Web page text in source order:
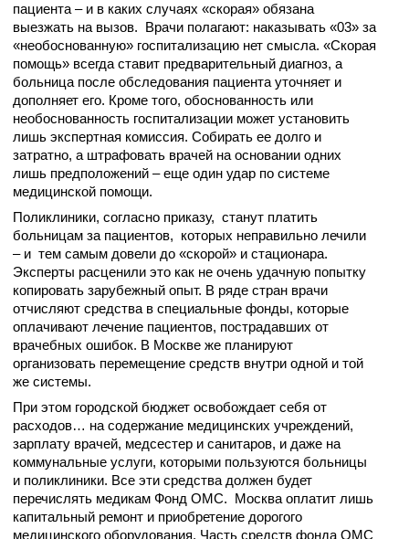
пациента – и в каких случаях «скорая» обязана
выезжать на вызов. Врачи полагают: наказывать «03» за
«необоснованную» госпитализацию нет смысла. «Скорая
помощь» всегда ставит предварительный диагноз, а
больница после обследования пациента уточняет и
дополняет его. Кроме того, обоснованность или
необоснованность госпитализации может установить
лишь экспертная комиссия. Собирать ее долго и
затратно, а штрафовать врачей на основании одних
лишь предположений – еще один удар по системе
медицинской помощи.
Поликлиники, согласно приказу, станут платить
больницам за пациентов, которых неправильно лечили
– и тем самым довели до «скорой» и стационара.
Эксперты расценили это как не очень удачную попытку
копировать зарубежный опыт. В ряде стран врачи
отчисляют средства в специальные фонды, которые
оплачивают лечение пациентов, пострадавших от
врачебных ошибок. В Москве же планируют
организовать перемещение средств внутри одной и той
же системы.
При этом городской бюджет освобождает себя от
расходов… на содержание медицинских учреждений,
зарплату врачей, медсестер и санитаров, и даже на
коммунальные услуги, которыми пользуются больницы
и поликлиники. Все эти средства должен будет
перечислять медикам Фонд ОМС. Москва оплатит лишь
капитальный ремонт и приобретение дорогого
медицинского оборудования. Часть средств фонда ОМС